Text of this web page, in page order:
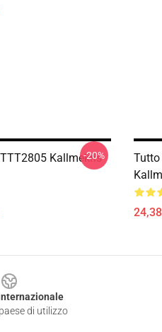
Kallmekris
-20%
Tutto
di utilizzo